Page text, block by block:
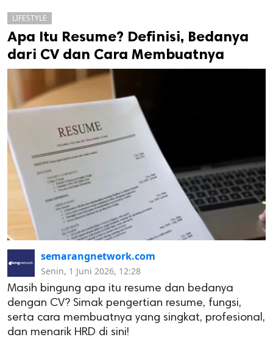
cipta.
LIFESTYLE
Apa Itu Resume? Definisi, Bedanya
dari CV dan Cara Membuatnya
semarangnetwork.com
Senin, 1 Juni 2026, 12:28
Masih bingung apa itu resume dan bedanya
dengan CV? Simak pengertian resume, fungsi,
serta cara membuatnya yang singkat, profesional,
dan menarik HRD di sini!